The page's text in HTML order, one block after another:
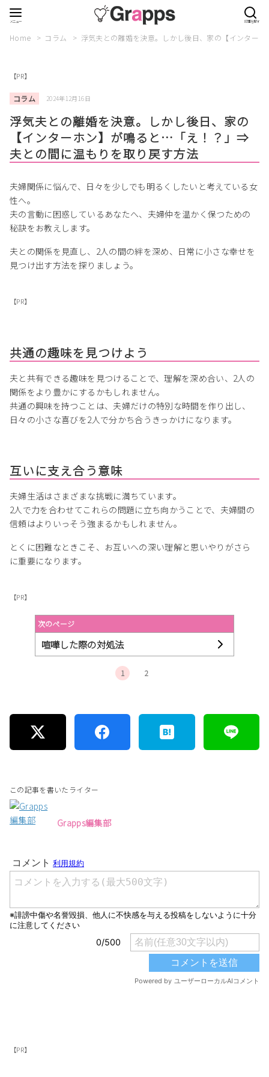
Home コラム 浮気夫との離婚を決意。しかし後日、家の【インター
【PR】
コラム 2024年12月16日
浮気夫との離婚を決意。しかし後日、家の
【インターホン】が鳴ると…「え！？」⇒
夫との間に温もりを取り戻す方法
夫婦関係に悩んで、日々を少しでも明るくしたいと考えている女
性へ。
夫の言動に困惑しているあなたへ、夫婦仲を温かく保つための
秘訣をお教えします。
夫との関係を見直し、2人の間の絆を深め、日常に小さな幸せを
見つけ出す方法を探りましょう。
【PR】
共通の趣味を見つけよう
夫と共有できる趣味を見つけることで、理解を深め合い、2人の
関係をより豊かにするかもしれません。
共通の興味を持つことは、夫婦だけの特別な時間を作り出し、
日々の小さな喜びを2人で分かち合うきっかけになります。
互いに支え合う意味
夫婦生活はさまざまな挑戦に満ちています。
2人で力を合わせてこれらの問題に立ち向かうことで、夫婦間の
信頼はよりいっそう強まるかもしれません。
とくに困難なときこそ、お互いへの深い理解と思いやりがさら
に重要になります。
【PR】
次のページ
喧嘩した際の対処法
1 2
この記事を書いたライター
Grapps編集部
【PR】